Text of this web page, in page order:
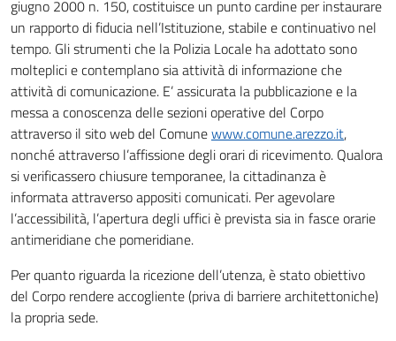
giugno 2000 n. 150, costituisce un punto cardine per instaurare
un rapporto di fiducia nell’Istituzione, stabile e continuativo nel
tempo. Gli strumenti che la Polizia Locale ha adottato sono
molteplici e contemplano sia attività di informazione che
attività di comunicazione. E’ assicurata la pubblicazione e la
messa a conoscenza delle sezioni operative del Corpo
attraverso il sito web del Comunewww.comune.arezzo.it,
nonché attraverso l’affissione degli orari di ricevimento. Qualora
si verificassero chiusure temporanee, la cittadinanza è
informata attraverso appositi comunicati. Per agevolare
l’accessibilità, l’apertura degli uffici è prevista sia in fasce orarie
antimeridiane che pomeridiane.
Per quanto riguarda la ricezione dell’utenza, è stato obiettivo
del Corpo rendere accogliente (priva di barriere architettoniche)
la propria sede.